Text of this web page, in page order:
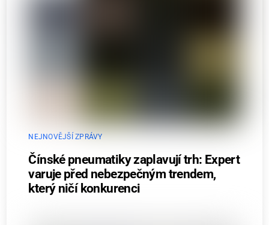
NEJNOVĚJŠÍ ZPRÁVY
Čínské pneumatiky zaplavují trh: Expert
varuje před nebezpečným trendem,
který ničí konkurenci